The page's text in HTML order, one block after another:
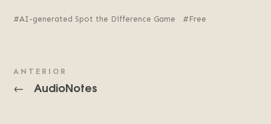
AI-generated Spot the Difference Game Free
ANTERIOR
← AudioNotes